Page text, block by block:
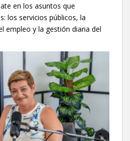
en los asuntos que
los servicios públicos, la
empleo y la gestión diaria del